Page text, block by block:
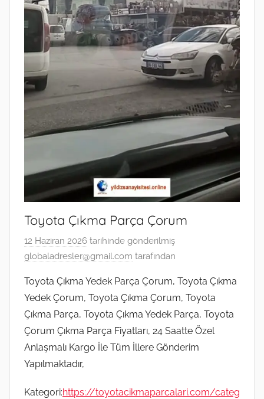
Toyota Çıkma Parça Çorum
12 Haziran 2026 tarihinde gönderilmiş
globaladresler@gmail.com tarafından
Toyota Çıkma Yedek Parça Çorum, Toyota Çıkma
Yedek Çorum, Toyota Çıkma Çorum, Toyota
Çıkma Parça, Toyota Çıkma Yedek Parça, Toyota
Çorum Çıkma Parça Fiyatları, 24 Saatte Özel
Anlaşmalı Kargo İle Tüm İllere Gönderim
Yapılmaktadır,
Kategori:https://toyotacikmaparcalari.com/categ